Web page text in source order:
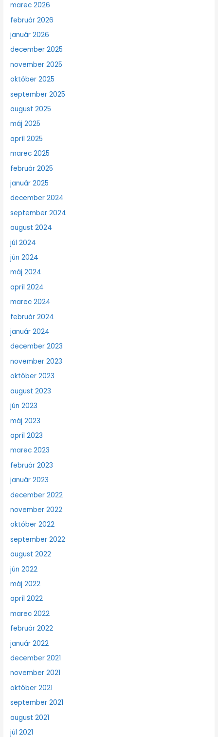
marec 2026
február 2026
január 2026
december 2025
november 2025
október 2025
september 2025
august 2025
máj 2025
apríl 2025
marec 2025
február 2025
január 2025
december 2024
september 2024
august 2024
júl 2024
jún 2024
máj 2024
apríl 2024
marec 2024
február 2024
január 2024
december 2023
november 2023
október 2023
august 2023
jún 2023
máj 2023
apríl 2023
marec 2023
február 2023
január 2023
december 2022
november 2022
október 2022
september 2022
august 2022
jún 2022
máj 2022
apríl 2022
marec 2022
február 2022
január 2022
december 2021
november 2021
október 2021
september 2021
august 2021
júl 2021